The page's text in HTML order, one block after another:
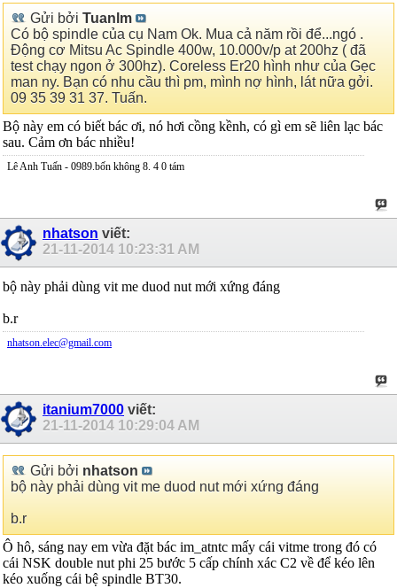
Gửi bởi Tuanlm
Có bộ spindle của cụ Nam Ok. Mua cả năm rồi để...ngó .
Động cơ Mitsu Ac Spindle 400w, 10.000v/p at 200hz ( đã
test chạy ngon ở 300hz). Coreless Er20 hình như của Gẹc
man ny. Bạn có nhu cầu thì pm, mình nợ hình, lát nữa gởi.
09 35 39 31 37. Tuấn.
Bộ này em có biết bác ơi, nó hơi cồng kềnh, có gì em sẽ liên lạc bác
sau. Cảm ơn bác nhiều!
Lê Anh Tuấn - 0989.bốn không 8. 4 0 tám
nhatson viết:
21-11-2014 10:23:31 AM
bộ này phải dùng vit me duod nut mới xứng đáng
b.r
nhatson.elec@gmail.com
itanium7000 viết:
21-11-2014 10:29:04 AM
Gửi bởi nhatson
bộ này phải dùng vit me duod nut mới xứng đáng
b.r
Ô hô, sáng nay em vừa đặt bác im_atntc mấy cái vitme trong đó có
cái NSK double nut phi 25 bước 5 cấp chính xác C2 về để kéo lên
kéo xuống cái bệ spindle BT30.